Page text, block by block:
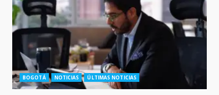
BOGOTÁ NOTICIAS ÚLTIMAS NOTICIAS